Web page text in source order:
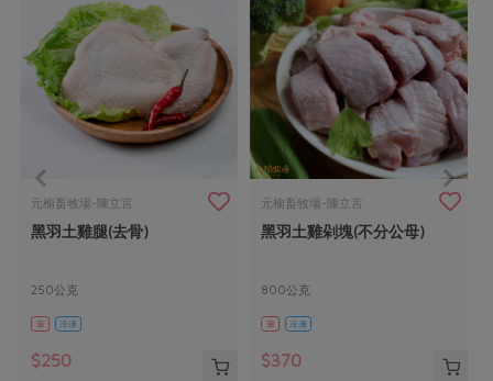
元榆畜牧場-陳立言
黑羽土雞腿(去骨)
250公克
葷 冷凍
$250
元榆畜牧場-陳立言
黑羽土雞剁塊(不分公母)
800公克
葷 冷凍
$370